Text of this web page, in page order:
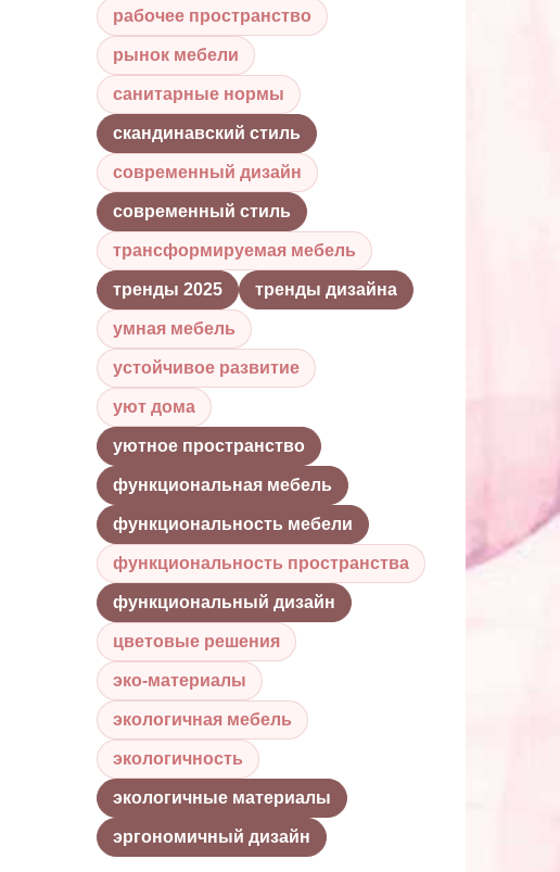
рабочее пространство
рынок мебели
санитарные нормы
скандинавский стиль
современный дизайн
современный стиль
трансформируемая мебель
тренды 2025 тренды дизайна
умная мебель
устойчивое развитие
уют дома
уютное пространство
функциональная мебель
функциональность мебели
функциональность пространства
функциональный дизайн
цветовые решения
эко-материалы
экологичная мебель
экологичность
экологичные материалы
эргономичный дизайн